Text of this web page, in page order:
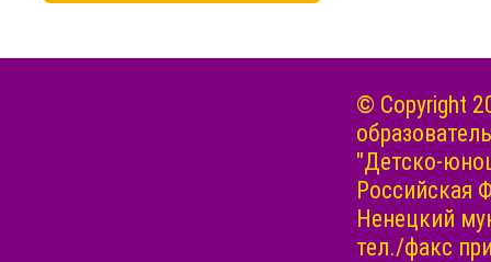
© Copyright
"Детско-
Российская
Ненецкий
тел./факс